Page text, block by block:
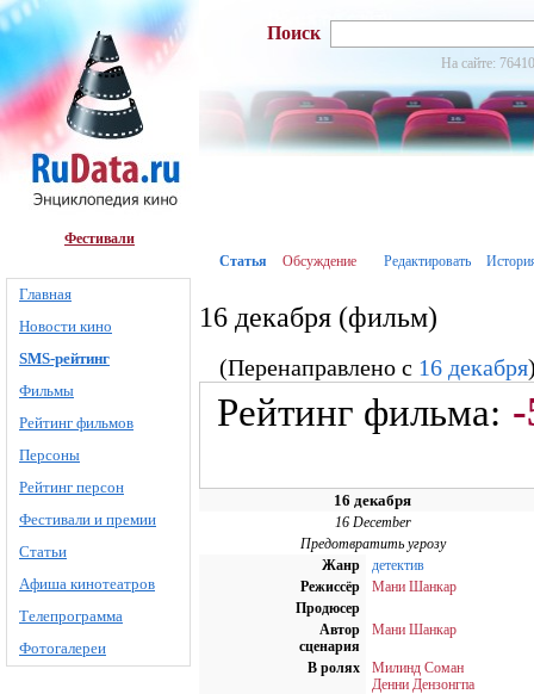
Фестивали
Главная
Новости кино
SMS-рейтинг
Фильмы
Рейтинг фильмов
Персоны
Рейтинг персон
Фестивали и премии
Статьи
Афиша кинотеатров
Телепрограмма
Фотогалереи
Поиск
На сайте:
Статья Обсуждение Редактировать
16 декабря (фильм)
(Перенаправлено с 16 декабря
Рейтинг фильма:
16 декабря
16 December
Предотвратить угрозу
Жанр
детектив
Режиссёр
Мани Шанкар
Продюсер
Автор
сценария
Мани Шанкар
В ролях
Милинд Соман
Денни Дензонгпа